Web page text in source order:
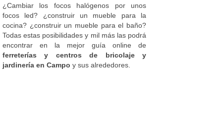
¿Cambiar los focos halógenos por unos
focos led? ¿construir un mueble para la
cocina? ¿construir un mueble para el baño?
Todas estas posibilidades y mil más las podrá
encontrar en la mejor guía online de
ferreterías y centros de bricolaje y
jardinería en Campo y sus alrededores.